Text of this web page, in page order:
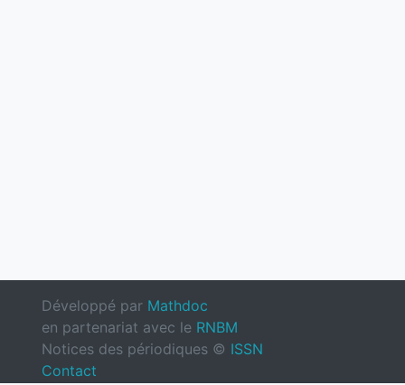
Développé par Mathdoc
en partenariat avec le RNBM
Notices des périodiques © ISSN
Contact